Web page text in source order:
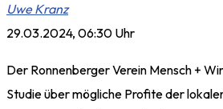
Uwe Kranz
29.03.2024, 06:30 Uhr
Der Ronnenberger Verein Mensch +
Studie über mögliche Profite der